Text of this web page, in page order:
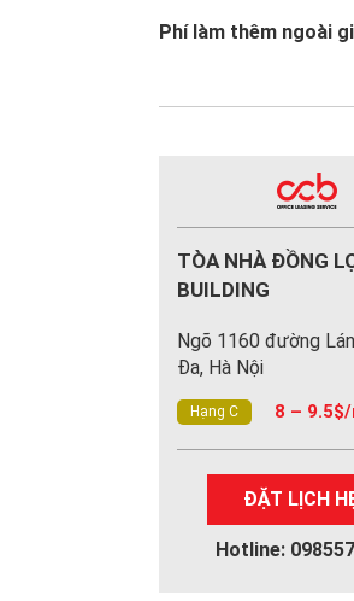
Phí làm thêm ngoài
TÒA NHÀ ĐỒNG
BUILDING
Ngõ 1160 đường
Đa, Hà Nội
Hạng C 8 –
ĐẶT LỊCH
Hotline: